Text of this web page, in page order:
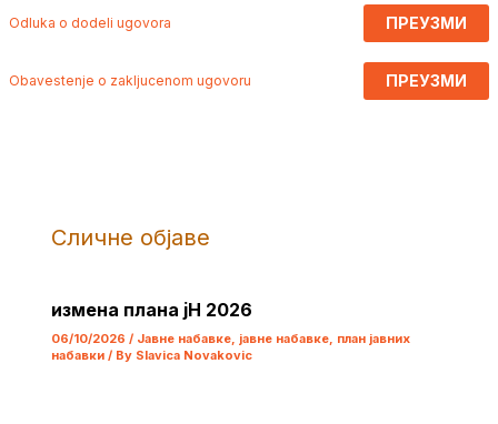
Odluka o dodeli ugovora ПРЕУЗМИ
Obavestenje o zakljucenom ugovoru ПРЕУЗМИ
Сличне објаве
измена плана јН 2026
06/10/2026 / Јавне набавке, јавне набавке, план јавних
набавки/ By Slavica Novakovic